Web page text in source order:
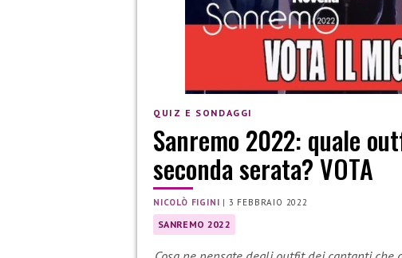
QUIZ E SONDAGGI
Sanremo 2022: quale
seconda serata? VOTA
NICOLÒ FIGINI | 3 FEBBRAIO 2022
SANREMO 2022